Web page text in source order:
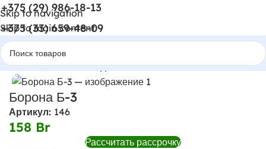
Skip to navigation
Skip to main content
+375 (29) 986-18-13
+375 (33) 659-48-09
Главная Навесное для мотоблоков
Борона Б-3
Артикул: 146
158 Br
Рассчитать рассрочку